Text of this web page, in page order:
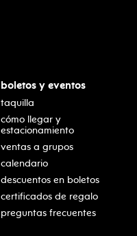
boletos y eventos
taquilla
cómo llegar y
estacionamiento
ventas a grupos
calendario
descuentos en boletos
certificados de regalo
preguntas frecuentes